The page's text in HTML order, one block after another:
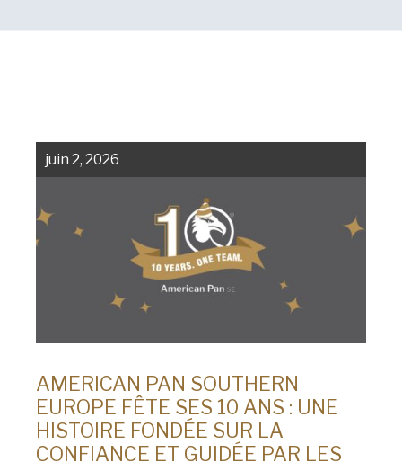
Pan GLO
Runex
Synova
Turbel
juin 2, 2026
AMERICAN PAN SOUTHERN
EUROPE FÊTE SES 10 ANS : UNE
HISTOIRE FONDÉE SUR LA
CONFIANCE ET GUIDÉE PAR LES
Nom
l'entreprise
Phone
Consent
(Nécessaire)
Oui, j'ai lu et compris lapolitique de confidentialité
d'American Pan.